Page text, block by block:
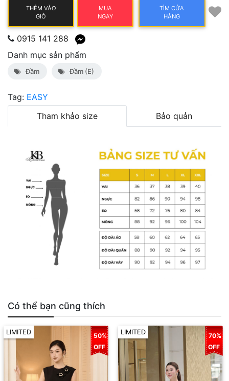
THÊM VÀO
GIỎ
MUA
NGAY
TÌM CỬA
HÀNG
0915 141 288
Danh mục sản phẩm
Đầm Đầm (E)
Tag: EASY
Tham khảo size
Bảo quản
Có thể bạn cũng thích
LIMITED
50%
OFF
LIMITED
70%
OFF